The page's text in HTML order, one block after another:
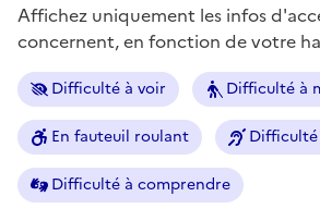
Affichez uniquement les infos
concernent, en fonction de votre
Difficulté à voir Difficulté à
En fauteuil roulant
Difficulté à comprendre